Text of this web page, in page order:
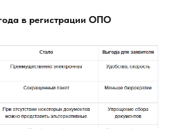
в регистрации ОПО